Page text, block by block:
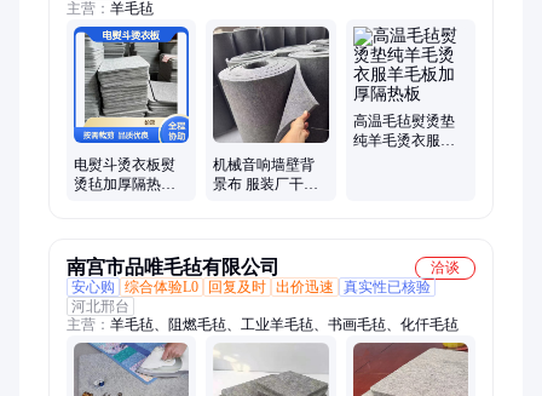
主营： 羊毛毡
电熨斗烫衣板熨
烫毡加厚隔热耐
机械音响墙壁背
景布 服装厂干洗
高温毛毡熨烫垫
纯羊毛烫衣服羊
南宫市品唯毛毡有限公司
洽谈
安心购
综合体验L0 回复及时 出价迅速
真实性已核验
河北邢台
主营： 羊毛毡、阻燃毛毡、工业羊毛毡、书画毛毡、化仟毛毡